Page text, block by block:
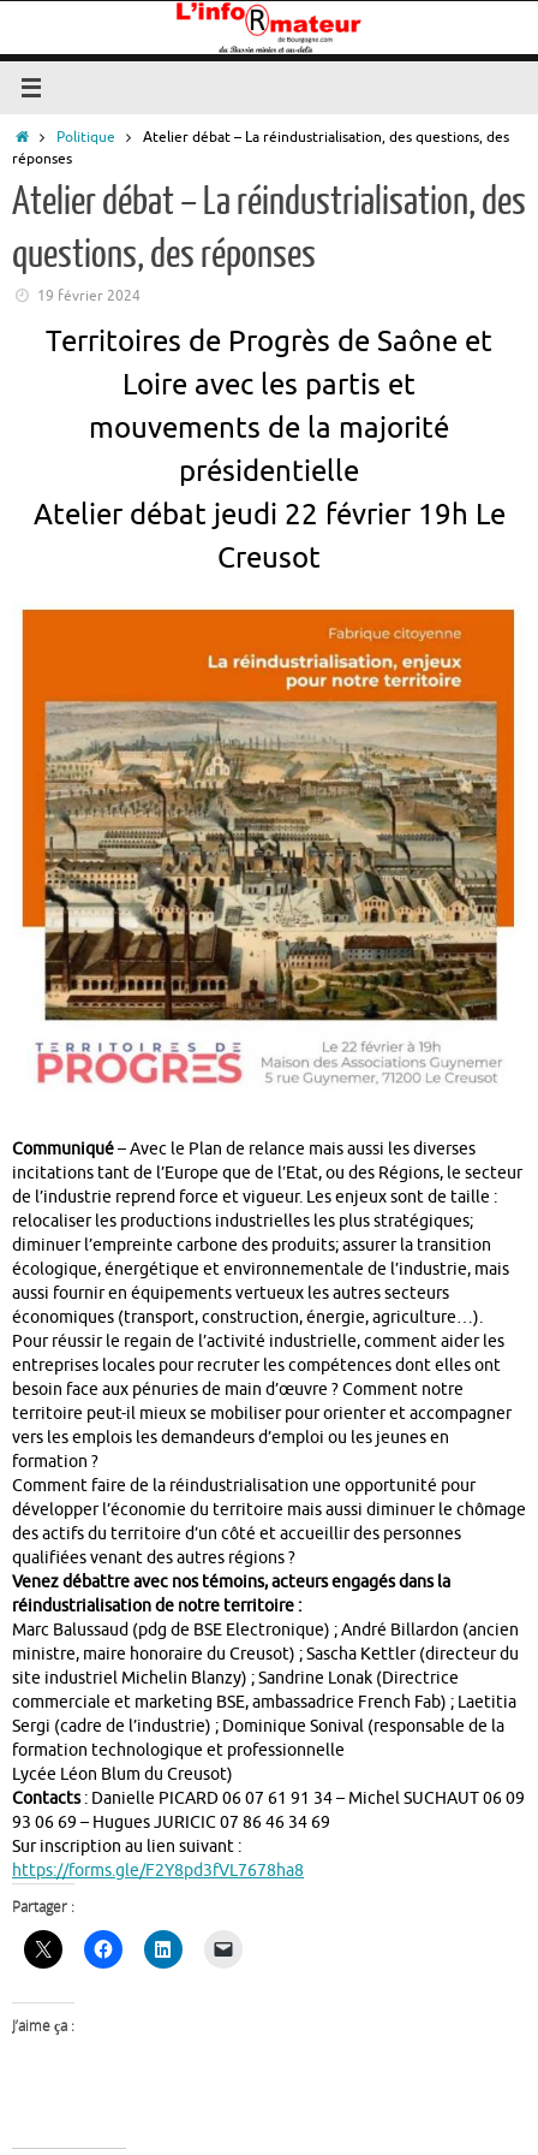
contenu
AccueilPolitique
Atelier débat – La réindustrialisation, des questions, des
réponses
Atelier débat – La réindustrialisation, des
questions, des réponses
19 février 2024
Territoires de Progrès de Saône et
Loire avec les partis et
mouvements de la majorité
présidentielle
Atelier débat jeudi 22 février 19h Le
Creusot
Communiqué– Avec le Plan de relance mais aussi les diverses
incitations tant de l’Europe que de l’Etat, ou des Régions, le secteur
de l’industrie reprend force et vigueur. Les enjeux sont de taille :
relocaliser les productions industrielles les plus stratégiques;
diminuer l’empreinte carbone des produits; assurer la transition
écologique, énergétique et environnementale de l’industrie, mais
aussi fournir en équipements vertueux les autres secteurs
économiques (transport, construction, énergie, agriculture…).
Pour réussir le regain de l’activité industrielle, comment aider les
entreprises locales pour recruter les compétences dont elles ont
besoin face aux pénuries de main d’œuvre ? Comment notre
territoire peut-il mieux se mobiliser pour orienter et accompagner
vers les emplois les demandeurs d’emploi ou les jeunes en
formation ?
Comment faire de la réindustrialisation une opportunité pour
développer l’économie du territoire mais aussi diminuer le chômage
des actifs du territoire d’un côté et accueillir des personnes
qualifiées venant des autres régions ?
Venez débattre avec nos témoins, acteurs engagés dans la
réindustrialisation de notre territoire :
Marc Balussaud (pdg de BSE Electronique) ; André Billardon (ancien
ministre, maire honoraire du Creusot) ; Sascha Kettler (directeur du
site industriel Michelin Blanzy) ; Sandrine Lonak (Directrice
commerciale et marketing BSE, ambassadrice French Fab) ; Laetitia
Sergi (cadre de l’industrie) ; Dominique Sonival (responsable de la
formation technologique et professionnelle
Lycée Léon Blum du Creusot)
Contacts: Danielle PICARD 06 07 61 91 34 – Michel SUCHAUT 06 09
93 06 69 – Hugues JURICIC 07 86 46 34 69
Sur inscription au lien suivant :
https://forms.gle/F2Y8pd3fVL7678ha8
Partager :
J’aime ça :